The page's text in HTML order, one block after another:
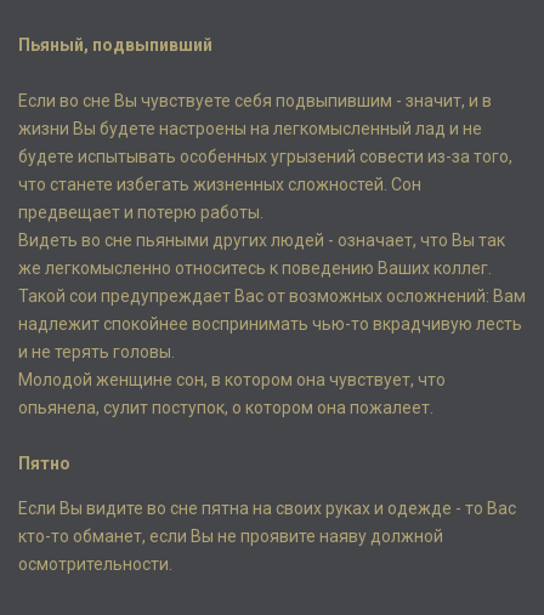
Пьяный, подвыпивший
Если во сне Вы чувствуете себя подвыпившим - значит, и в
жизни Вы будете настроены на легкомысленный лад и не
будете испытывать особенных угрызений совести из-за того,
что станете избегать жизненных сложностей. Сон
предвещает и потерю работы.
Видеть во сне пьяными других людей - означает, что Вы так
же легкомысленно относитесь к поведению Ваших коллег.
Такой сои предупреждает Вас от возможных осложнений: Вам
надлежит спокойнее воспринимать чью-то вкрадчивую лесть
и не терять головы.
Молодой женщине сон, в котором она чувствует, что
опьянела, сулит поступок, о котором она пожалеет.
Пятно
Если Вы видите во сне пятна на своих руках и одежде - то Вас
кто-то обманет, если Вы не проявите наяву должной
осмотрительности.